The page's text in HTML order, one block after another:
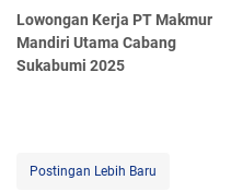
Lowongan Kerja PT Makmur
Mandiri Utama Cabang
Sukabumi 2025
Postingan Lebih Baru